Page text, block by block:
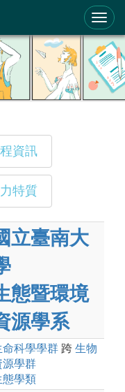
資訊
特質
立臺南大
態暨環境
源學系
命科學學群 跨 生物
源學群
態學類